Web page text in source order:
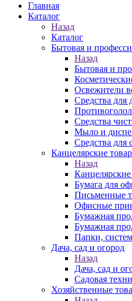
Главная
Каталог
Назад
Каталог
Бытовая и
Назад
Бытовая и
Освежители
Средства для
Средства
Мыло и
Средства для
Канцелярские
Назад
Бумага для
Письменные
Офисные
Бумажная
Бумажная
Папки,
Дача, сад и огород
Назад
Дача, сад и
Садовая
Хозяйственные